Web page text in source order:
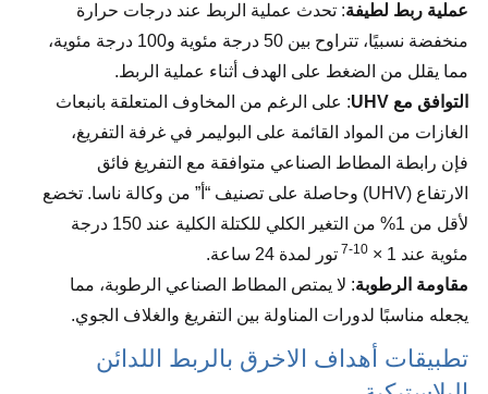
عملية ربط لطيفة: تحدث عملية الربط عند درجات حرارة
منخفضة نسبيًا، تتراوح بين 50 درجة مئوية و100 درجة مئوية،
مما يقلل من الضغط على الهدف أثناء عملية الربط.
التوافق مع UHV
: على الرغم من المخاوف المتعلقة بانبعاث
الغازات من المواد القائمة على البوليمر في غرفة التفريغ،
فإن رابطة المطاط الصناعي متوافقة مع التفريغ فائق
الارتفاع (UHV) وحاصلة على تصنيف “أ” من وكالة ناسا. تخضع
لأقل من 1% من التغير الكلي للكتلة الكلية عند 150 درجة
مئوية عند 1 ×
10-7
تور لمدة 24 ساعة.
مقاومة الرطوبة: لا يمتص المطاط الصناعي الرطوبة، مما
يجعله مناسبًا لدورات المناولة بين التفريغ والغلاف الجوي.
تطبيقات أهداف الاخرق بالربط اللدائن